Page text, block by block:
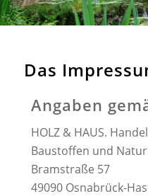
Das
Angaben
HOLZ & HAUS.
Baustoffen und
Bramstraße 57
49090 Osnabrück-